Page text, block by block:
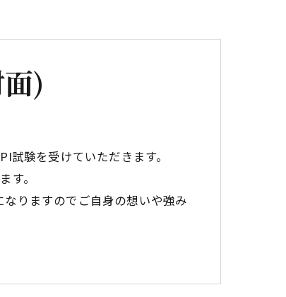
)
試験を受けていただきます。
す。
りますのでご自身の想いや強み